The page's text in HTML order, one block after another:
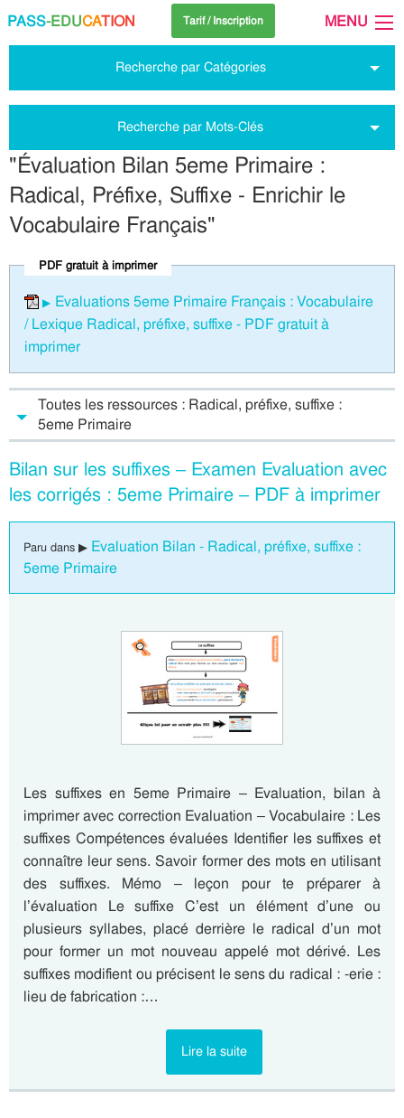
PASS-EDUCATION Tarif / Inscription MENU
Recherche par Catégories
Recherche par Mots-Clés
"Évaluation Bilan 5eme Primaire :
Radical, Préfixe, Suffixe - Enrichir le
Vocabulaire Français"
PDF gratuit à imprimer
Evaluations 5eme Primaire Français : Vocabulaire
/ Lexique Radical, préfixe, suffixe - PDF gratuit à
imprimer
Toutes les ressources : Radical, préfixe, suffixe :
5eme Primaire
Bilan sur les suffixes – Examen Evaluation avec
les corrigés : 5eme Primaire – PDF à imprimer
Paru dans ▶ Evaluation Bilan - Radical, préfixe, suffixe :
5eme Primaire
Les suffixes en 5eme Primaire – Evaluation, bilan à
imprimer avec correction Evaluation – Vocabulaire : Les
suffixes Compétences évaluées Identifier les suffixes et
connaître leur sens. Savoir former des mots en utilisant
des suffixes. Mémo – leçon pour te préparer à
l’évaluation Le suffixe C’est un élément d’une ou
plusieurs syllabes, placé derrière le radical d’un mot
pour former un mot nouveau appelé mot dérivé. Les
suffixes modifient ou précisent le sens du radical : -erie :
lieu de fabrication :…
Lire la suite